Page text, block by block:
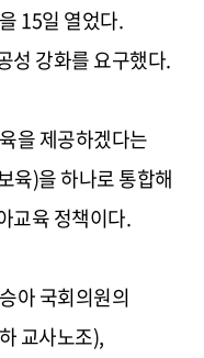
15일 열었다.
성 강화를 요구했다.
을 제공하겠다는
육)을 하나로 통합해
교육 정책이다.
아 국회의원의
교사노조),